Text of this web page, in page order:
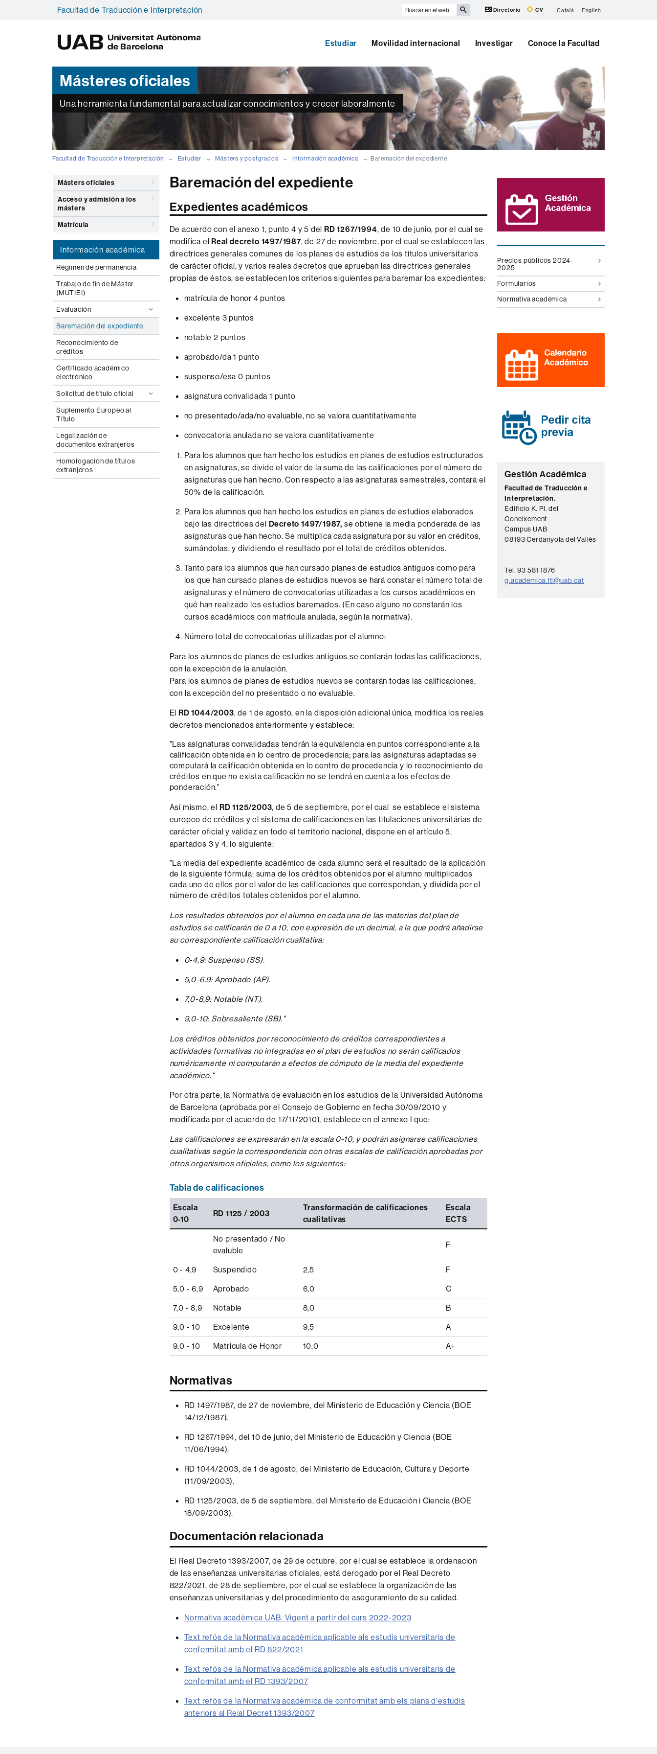
Facultad de Traducción e Interpretación
Buscar
web
Directorio CV Català English
A
Estudiar Movilidad internacional Investigar Conoce la Facultad
Másteres oficiales
Una herramienta fundamental para actualizar conocimientos y crecer laboralmente
Facultad de Traducción e Interpretación Estudiar Másters y postgrados Información académica Baremación del expediente
Másters oficiales
Acceso y admisión a los
másters
Matrícula
Información académica
Régimen de permanencia
Trabajo de fin de Máster
(MUTIEI)
Evaluación
Baremación del expediente
Reconocimiento de
créditos
Certificado académico
electrónico
Solicitud de título oficial
Suplemento Europeo al
Título
Legalización de
documentos extranjeros
Homologación de títulos
extranjeros
Baremación del expediente
Expedientes académicos
De acuerdo con el anexo 1, punto 4 y 5 del RD 1267/1994, de 10 de junio, por el cual se
modifica elReal decreto 1497/1987, de 27 de noviembre, por el cual se establecen las
directrices generales comunes de los planes de estudios de los títulos universitarios
de carácter oficial, y varios reales decretos que aprueban las directrices generales
propias de éstos, se establecen los criterios siguientes para baremar los expedientes:
matrícula de honor 4 puntos
excelente 3 puntos
notable 2 puntos
aprobado/da 1 punto
suspenso/esa 0 puntos
asignatura convalidada 1 punto
no presentado/ada/no evaluable, no se valora cuantitativamente
convocatoria anulada no se valora cuantitativamente
Para los alumnos que han hecho los estudios en planes de estudios estructurados
en asignaturas, se divide el valor de la suma de las calificaciones por el número de
asignaturas que han hecho. Con respecto a las asignaturas semestrales, contará el
50% de la calificación.
Para los alumnos que han hecho los estudios en planes de estudios elaborados
bajo las directrices del Decreto 1497/1987, se obtiene la media ponderada de las
asignaturas que han hecho. Se multiplica cada asignatura por su valor en créditos,
sumándolas, y dividiendo el resultado por el total de créditos obtenidos.
Tanto para los alumnos que han cursado planes de estudios antiguos como para
los que han cursado planes de estudios nuevos se hará constar el número total de
asignaturas y el número de convocatorias utilizadas a los cursos académicos en
qué han realizado los estudios baremados. (En caso alguno no constarán los
cursos académicos con matrícula anulada, según la normativa).
Número total de convocatorias utilizadas por el alumno:
Para los alumnos de planes de estudios antiguos se contarán todas las calificaciones,
con la excepción de la anulación.
Para los alumnos de planes de estudios nuevos se contarán todas las calificaciones,
con la excepción del no presentado o no evaluable.
El RD 1044/2003, de 1 de agosto, en la disposición adicional única, modifica los reales
decretos mencionados anteriormente y establece:
"Las asignaturas convalidadas tendrán la equivalencia en puntos correspondiente a la
calificación obtenida en lo centro de procedencia; para las asignaturas adaptadas se
computará la calificación obtenida en lo centro de procedencia y lo reconocimiento de
créditos en que no exista calificación no se tendrá en cuenta a los efectos de
ponderación."
Así mismo, el RD 1125/2003, de 5 de septiembre, por el cual se establece el sistema
europeo de créditos y el sistema de calificaciones en las titulaciones universitárias de
carácter oficial y validez en todo el territorio nacional, dispone en el artículo 5,
apartados 3 y 4, lo siguiente:
"La media del expediente académico de cada alumno será el resultado de la aplicación
de la siguiente fórmula: suma de los créditos obtenidos por el alumno multiplicados
cada uno de ellos por el valor de las calificaciones que correspondan, y dividida por el
número de créditos totales obtenidos por el alumno.
Los resultados obtenidos por el alumno en cada una de las materias del plan de
estudios se calificarán de 0 a 10, con expresión de un decimal, a la que podrá añadirse
su correspondiente calificación cualitativa:
0-4,9: Suspenso (SS).
5,0-6,9: Aprobado (AP).
7,0-8,9: Notable (NT).
9,0-10: Sobresaliente (SB)."
Los créditos obtenidos por reconocimiento de créditos correspondientes a
actividades formativas no integradas en el plan de estudios no serán calificados
numéricamente ni computarán a efectos de cómputo de la media del expediente
académico."
Por otra parte, la Normativa de evaluación en los estudios de la Universidad Autónoma
de Barcelona (aprobada por el Consejo de Gobierno en fecha 30/09/2010 y
modificada por el acuerdo de 17/11/2010), establece en el annexo I que:
Las calificaciones se expresarán en la escala 0-10, y podrán asignarse calificaciones
cualitativas según la correspondencia con otras escalas de calificación aprobadas por
otros organismos oficiales, como los siguientes:
Tabla de calificaciones
Escala
0-10
RD 1125 / 2003
Transformación de calificaciones
cualitativas
Escala
ECTS
No presentado / No
evaluble
F
0 - 4,9 Suspendido 2,5
F
5,0 - 6,9
Aprobado 6,0
C
7,0 - 8,9
Notable 8,0
B
9,0 - 10
Excelente 9,5
A
9,0 - 10
Matrícula de Honor 10,0 A+
Normativas
RD 1497/1987, de 27 de noviembre, del Ministerio de Educación y Ciencia (BOE
14/12/1987).
RD 1267/1994, del 10 de junio, del Ministerio de Educación y Ciencia (BOE
11/06/1994).
RD 1044/2003, de 1 de agosto, del Ministerio de Educación, Cultura y Deporte
(11/09/2003).
RD 1125/2003, de 5 de septiembre, del Ministerio de Educación i Ciencia (BOE
18/09/2003).
Documentación relacionada
El Real Decreto 1393/2007, de 29 de octubre, por el cual se establece la ordenación
de las enseñanzas universitarias oficiales, está derogado por el Real Decreto
822/2021, de 28 de septiembre, por el cual se establece la organización de las
enseñanzas universitarias y del procedimiento de aseguramiento de su calidad.
Normativa acadèmica UAB. Vigent a partir del curs 2022-2023
Text refós de la Normativa acadèmica aplicable als estudis universitaris de
conformitat amb el RD 822/2021
Text refós de la Normativa acadèmica aplicable als estudis universitaris de
conformitat amb el RD 1393/2007
Text refós de la Normativa acadèmica de conformitat amb els plans d'estudis
anteriors al Reial Decret 1393/2007
Información
complementaria
Precios públicos 2024-
2025
Formularios
Normativa académica
C
o
n
t
a
c
o
Gestión Académica
Facultad de Traducción e
Interpretación.
Edificio K. Pl. del
Coneixement
Campus UAB
08193 Cerdanyola del Vallès
Tel. 93 581 1876
g.academica.fti@uab.cat